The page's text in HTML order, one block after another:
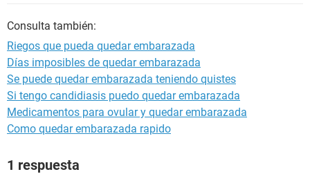
Consulta también:
Riegos que pueda quedar embarazada
Días imposibles de quedar embarazada
Se puede quedar embarazada teniendo quistes
Si tengo candidiasis puedo quedar embarazada
Medicamentos para ovular y quedar embarazada
Como quedar embarazada rapido
1 respuesta